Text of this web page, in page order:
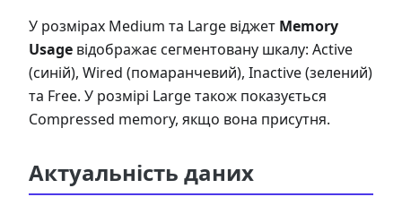
У розмірах Medium та Large віджет Memory
Usage відображає сегментовану шкалу: Active
(синій), Wired (помаранчевий), Inactive (зелений)
та Free. У розмірі Large також показується
Compressed memory, якщо вона присутня.
Актуальність даних